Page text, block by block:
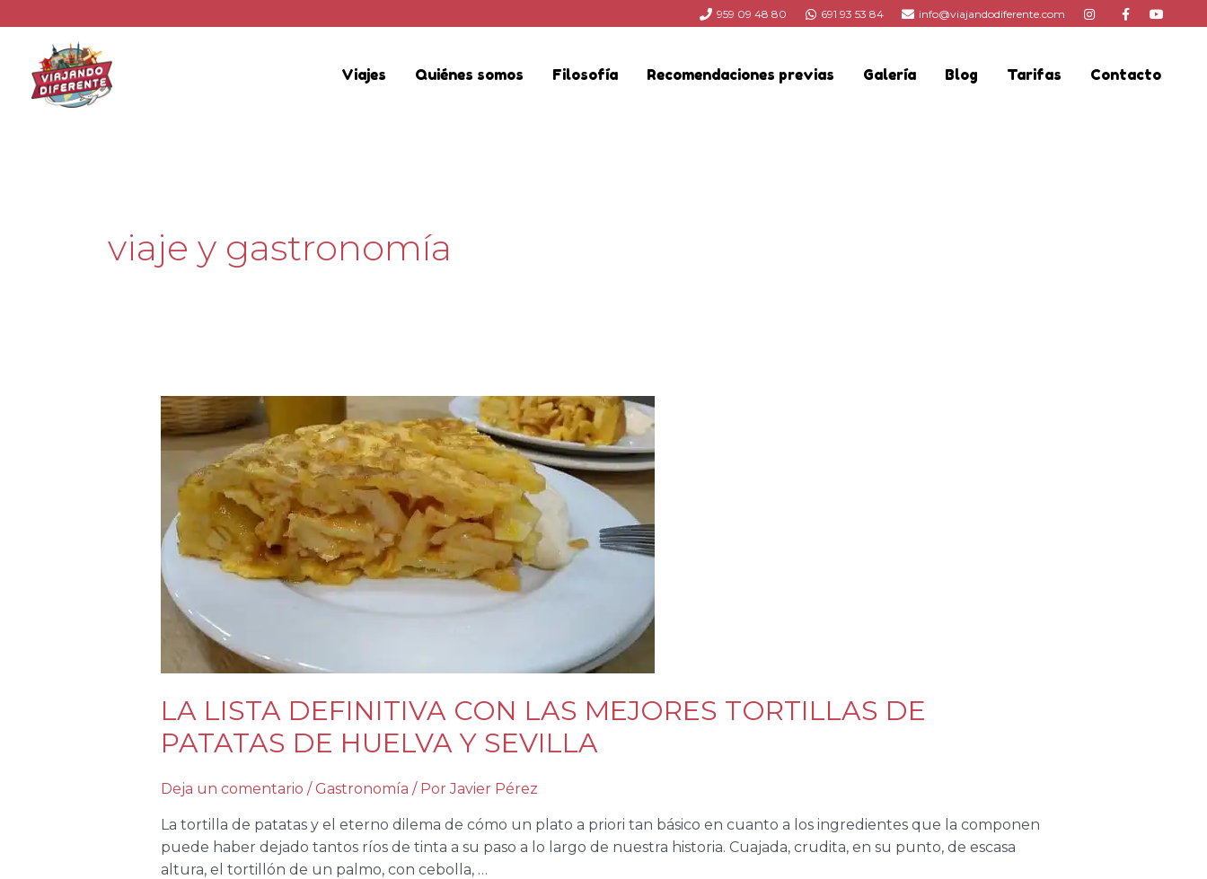
al
contenido
959 09 48 80 691 93 53 84 info@viajandodiferente.com
Viajes Quiénes somos Filosofía Recomendaciones previas Galería Blog Tarifas Contacto
viaje y gastronomía
LA LISTA DEFINITIVA CON LAS MEJORES TORTILLAS DE
PATATAS DE HUELVA Y SEVILLA
Deja un comentario / Gastronomía / PorJavier Pérez
La tortilla de patatas y el eterno dilema de cómo un plato a priori tan básico en cuanto a los ingredientes que la componen
puede haber dejado tantos ríos de tinta a su paso a lo largo de nuestra historia. Cuajada, crudita, en su punto, de escasa
altura, el tortillón de un palmo, con cebolla, …
LA
LISTA
DEFINITIVA
CON
LAS
MEJORES
TORTILLAS
PATATAS
DE
HUELVA
SEVILLA